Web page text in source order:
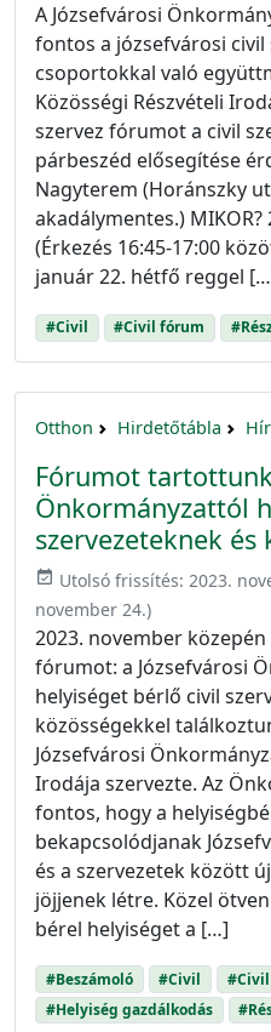
A Józsefvárosi
fontos a józsefvárosi civil
csoportokkal való
Közösségi Részvételi
szervez fórumot a civil
párbeszéd elősegítése
Nagyterem (Horánszky
akadálymentes.)
(Érkezés 16:45-17:00
január 22. hétfő reggel
#Civil #Civil fórum
Otthon Hirdetőtábla
Fórumot
Önkormányzattól
szervezeteknek és
event_available Utolsó frissítés: 2023.
november 24.)
2023. november
fórumot: a Józsefvárosi
helyiséget bérlő civil
közösségekkel
Józsefvárosi
Irodája szervezte. Az
fontos, hogy a
bekapcsolódjanak
és a szervezetek között
jöjjenek létre. Közel
bérel helyiséget a […]
#Beszámoló #Civil
#Helyiség gazdálkodás